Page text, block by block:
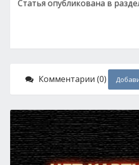
Статья опубликована в
Комментарии (0)